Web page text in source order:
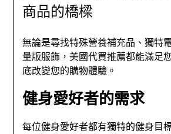
商品的橋樑
無論是尋找特殊營養補充品、獨特
量版服飾，美國代買推薦都能滿足
底改變您的購物體驗。
健身愛好者的需求
每位健身愛好者都有獨特的健身目